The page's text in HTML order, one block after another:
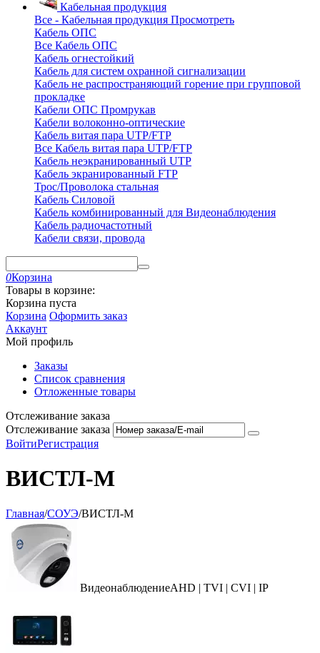
Кабельная продукция
Все - Кабельная продукция Просмотреть
Кабель ОПС
Все Кабель ОПС
Кабель огнестойкий
Кабель для систем охранной сигнализации
Кабель не распространяющий горение при групповой
прокладке
Кабели ОПС Промрукав
Кабели волоконно-оптические
Кабель витая пара UTP/FTP
Все Кабель витая пара UTP/FTP
Кабель неэкранированный UTP
Кабель экранированный FTP
Трос/Проволока стальная
Кабель Силовой
Кабель комбинированный для Видеонаблюдения
Кабель радиочастотный
Кабели связи, провода
0Корзина
Товары в корзине:
Корзина пуста
Корзина Оформить заказ
Аккаунт
Мой профиль
Заказы
Список сравнения
Отложенные товары
Отслеживание заказа
Отслеживание заказа
ВойтиРегистрация
ВИСТЛ-М
Главная/СОУЭ/ВИСТЛ-М
ВидеонаблюдениеAHD | TVI | CVI | IP